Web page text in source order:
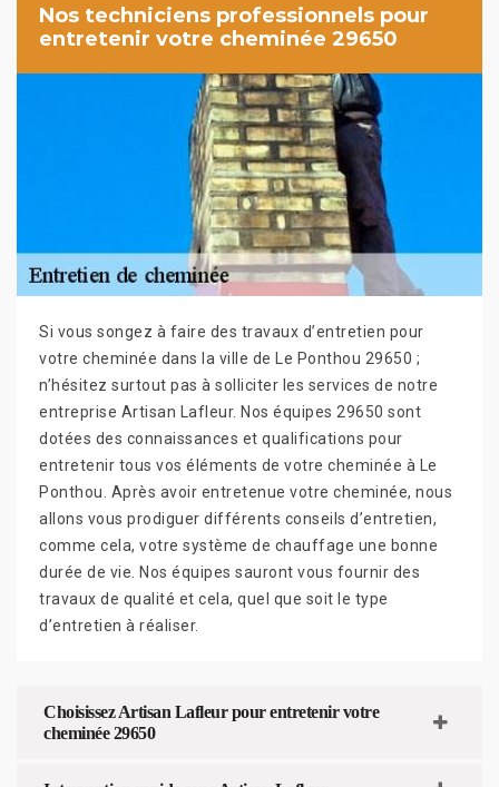
Nos techniciens professionnels pour
entretenir votre cheminée 29650
Si vous songez à faire des travaux d’entretien pour
votre cheminée dans la ville de Le Ponthou 29650 ;
n’hésitez surtout pas à solliciter les services de notre
entreprise Artisan Lafleur. Nos équipes 29650 sont
dotées des connaissances et qualifications pour
entretenir tous vos éléments de votre cheminée à Le
Ponthou. Après avoir entretenue votre cheminée, nous
allons vous prodiguer différents conseils d’entretien,
comme cela, votre système de chauffage une bonne
durée de vie. Nos équipes sauront vous fournir des
travaux de qualité et cela, quel que soit le type
d’entretien à réaliser.
Choisissez Artisan Lafleur pour entretenir votre
cheminée 29650